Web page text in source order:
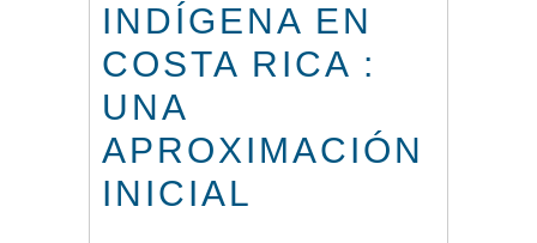
INDÍGENA EN
COSTA RICA :
UNA
APROXIMACIÓN
INICIAL